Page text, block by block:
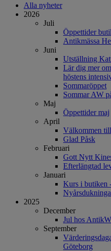
Alla nyheter
2026
Juli
Öppettider
Antikmässa
Juni
Utställning
Lär dig mer
höstens
Sommaröppet
Sommar AW
Maj
Öppettider maj
April
Välkommen
Glad Påsk
Februari
Gott Nytt
Efterlängtad
Januari
Kurs i butiken
2025
December
Jul hos
September
Göteborg